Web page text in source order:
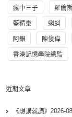
瘋中三子 羅倫
藍精靈 蝌蚪
阿銀 陳俊偉
香港記憶學院總監
近期文章
《想講就講》2026-